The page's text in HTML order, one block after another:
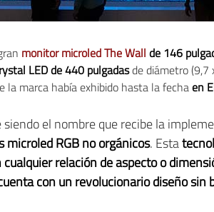
monitor microled The Wall de 146
LED de 440 pulgadasde diámetro (9,7
la marca había exhibido hasta la fechaen
el nombre que recibe la
microled RGB no orgánicos. Esta
relación de aspecto o
con un revolucionario diseño sin